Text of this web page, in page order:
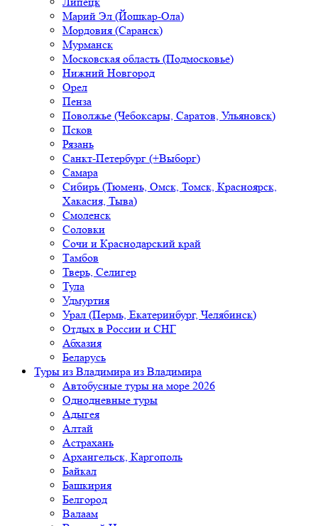
Марий Эл (Йошкар-Ола)
Мордовия (Саранск)
Мурманск
Московская область (Подмосковье)
Нижний Новгород
Орел
Пенза
Поволжье (Чебоксары, Саратов, Ульяновск)
Псков
Рязань
Санкт-Петербург (+Выборг)
Самара
Сибирь (Тюмень, Омск, Томск, Красноярск,
Хакасия, Тыва)
Смоленск
Соловки
Сочи и Краснодарский край
Тамбов
Тверь, Селигер
Тула
Удмуртия
Урал (Пермь, Екатеринбург, Челябинск)
Отдых в России и СНГ
Абхазия
Беларусь
Туры из Владимира из Владимира
Автобусные туры на море 2026
Однодневные туры
Адыгея
Алтай
Астрахань
Архангельск, Каргополь
Байкал
Башкирия
Белгород
Валаам